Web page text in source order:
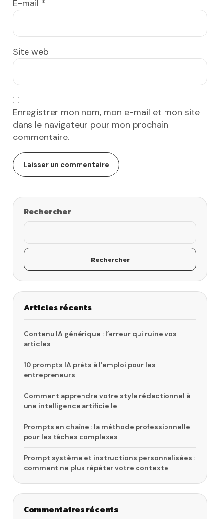
E-mail *
Site web
Enregistrer mon nom, mon e-mail et mon site
dans le navigateur pour mon prochain
commentaire.
Rechercher
Rechercher
Articles récents
Contenu IA générique : l’erreur qui ruine vos
articles
10 prompts IA prêts à l’emploi pour les
entrepreneurs
Comment apprendre votre style rédactionnel à
une intelligence artificielle
Prompts en chaîne : la méthode professionnelle
pour les tâches complexes
Prompt système et instructions personnalisées :
comment ne plus répéter votre contexte
Commentaires récents